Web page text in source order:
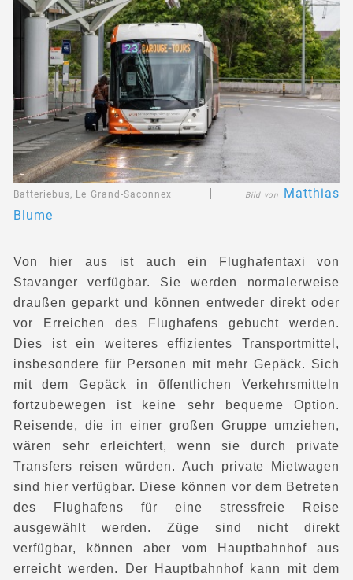
Batteriebus, Le Grand-Saconnex | Bild von
Matthias
Blume
Von hier aus ist auch ein Flughafentaxi von
Stavanger verfügbar. Sie werden normalerweise
draußen geparkt und können entweder direkt oder
vor Erreichen des Flughafens gebucht werden.
Dies ist ein weiteres effizientes Transportmittel,
insbesondere für Personen mit mehr Gepäck. Sich
mit dem Gepäck in öffentlichen Verkehrsmitteln
fortzubewegen ist keine sehr bequeme Option.
Reisende, die in einer großen Gruppe umziehen,
wären sehr erleichtert, wenn sie durch private
Transfers reisen würden. Auch private Mietwagen
sind hier verfügbar. Diese können vor dem Betreten
des Flughafens für eine stressfreie Reise
ausgewählt werden. Züge sind nicht direkt
verfügbar, können aber vom Hauptbahnhof aus
erreicht werden. Der Hauptbahnhof kann mit dem